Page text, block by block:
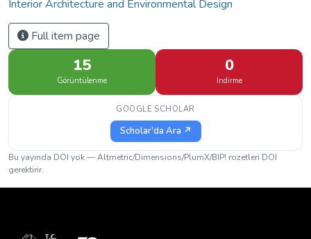
Interior Architecture and Environmental Design
Full item page
15
Görüntülenme
0
İndirme
GOOGLE SCHOLAR
Scholar'da Ara ↗
Bu yayında DOI yok — Altmetric/Dimensions/PlumX/BIP! rozetleri DOI
gerektirir.